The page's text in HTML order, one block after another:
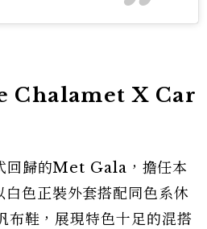
Chalamet X Car
回歸的Met Gala，擔任本
色正裝外套搭配同色系休
鞋，展現特色十足的混搭